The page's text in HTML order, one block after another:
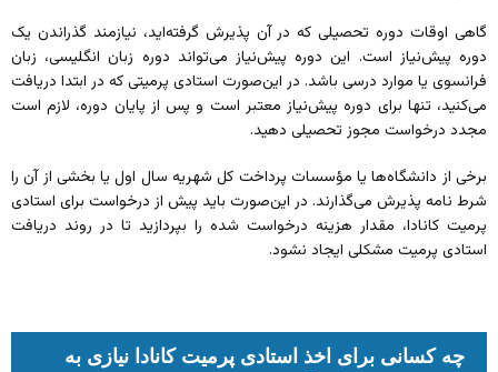
گاهی اوقات دوره‌ تحصیلی که در آن پذیرش گرفته‌اید، نیازمند گذراندن یک
دوره پیش‌نیاز است. این دوره پیش‌نیاز می‌تواند دوره زبان انگلیسی، زبان
فرانسوی یا موارد درسی باشد. در این‌صورت استادی پرمیتی که در ابتدا دریافت
می‌کنید، تنها برای دوره پیش‌نیاز معتبر است و پس از پایان دوره، لازم است
مجدد درخواست مجوز تحصیلی دهید.
برخی از دانشگاه‌ها یا مؤسسات پرداخت کل شهریه سال اول یا بخشی از آن را
شرط نامه پذیرش می‌گذارند. در این‌صورت باید پیش از درخواست برای استادی
پرمیت کانادا، مقدار هزینه درخواست شده را بپردازید تا در روند دریافت
استادی پرمیت مشکلی ایجاد نشود.
چه کسانی برای اخذ استادی پرمیت کانادا نیازی به